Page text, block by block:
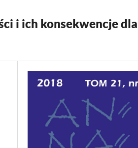
i ich konsekwencje dla